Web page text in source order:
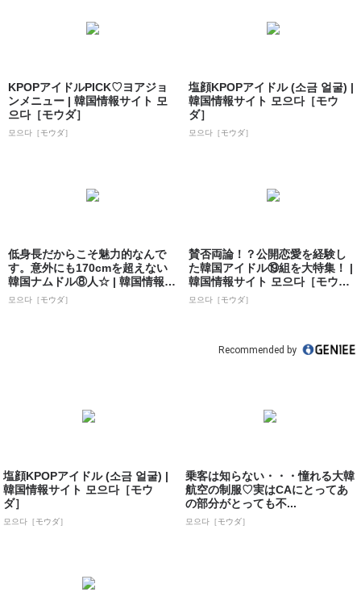
KPOPアイドルPICK♡ヨアジョ
ンメニュー | 韓国情報サイト 모
으다［モウダ］
모으다［モウダ］
塩顔KPOPアイドル (소금 얼굴) |
韓国情報サイト 모으다［モウ
ダ］
모으다［モウダ］
低身長だからこそ魅力的なんで
す。意外にも170cmを超えない
韓国ナムドル⑧人☆ | 韓国情報サ
イト...
모으다［モウダ］
賛否両論！？公開恋愛を経験し
た韓国アイドル⑲組を大特集！ |
韓国情報サイト 모으다［モウ
ダ］
모으다［モウダ］
Recommended by
塩顔KPOPアイドル (소금 얼굴) |
韓国情報サイト 모으다［モウ
ダ］
모으다［モウダ］
乗客は知らない・・・憧れる大韓
航空の制服♡実はCAにとってあ
の部分がとっても不...
모으다［モウダ］